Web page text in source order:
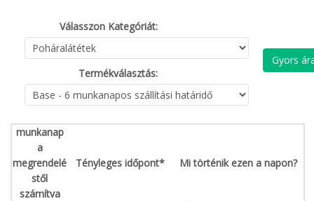
Válasszon Kategóriát:
Termékválasztás:
Gyors
munkanap
a
megrendelé
stől
számítva
Tényleges időpont* Mi történik ezen a napon?